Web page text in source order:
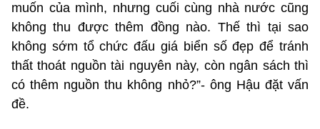
muốn của mình, nhưng cuối cùng nhà nước cũng
không thu được thêm đồng nào. Thế thì tại sao
không sớm tổ chức đấu giá biển số đẹp để tránh
thất thoát nguồn tài nguyên này, còn ngân sách thì
có thêm nguồn thu không nhỏ?”- ông Hậu đặt vấn
đề.